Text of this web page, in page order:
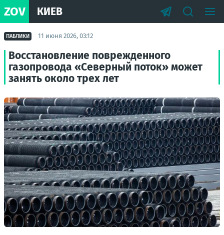
ZOV КИЕВ
ПАБЛИКИ 11 июня 2026, 03:12
Восстановление поврежденного
газопровода «Северный поток» может
занять около трех лет